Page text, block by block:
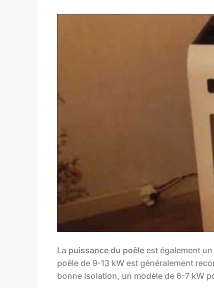
La puissance du poêle est également
poêle de 9-13 kW est généralement
bonne isolation, un modèle de 6-7 kW